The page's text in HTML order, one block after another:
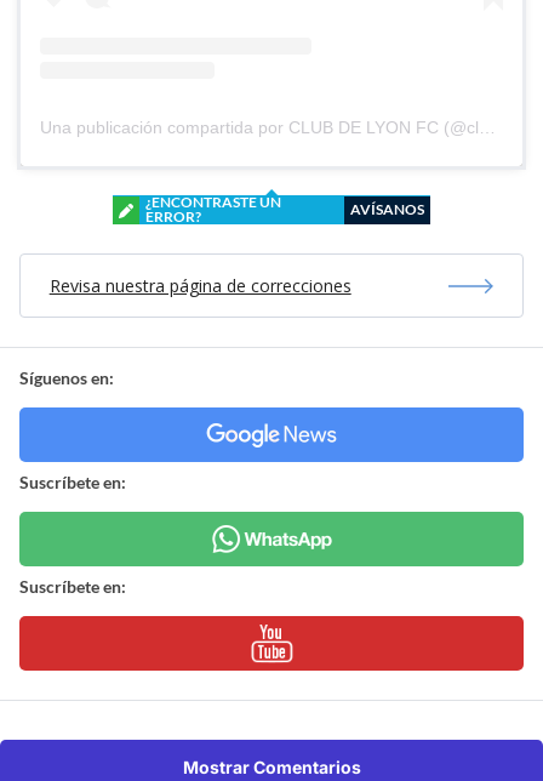
Una publicación compartida por CLUB DE LYON FC (@clubdelyonfc)
¿ENCONTRASTE UN
ERROR?
AVÍSANOS
Revisa nuestra página de correcciones
Síguenos en:
Suscríbete en:
Suscríbete en:
Mostrar Comentarios